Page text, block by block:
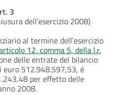
3
dell’esercizio 2008)
al termine dell’esercizio
12, comma 5, della l.r.
delle entrate del bilancio
euro 512.948.597,53, è
per effetto delle
2008.